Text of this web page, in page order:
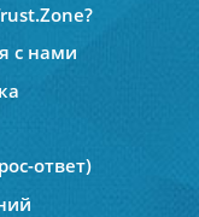
с нами
ответ)